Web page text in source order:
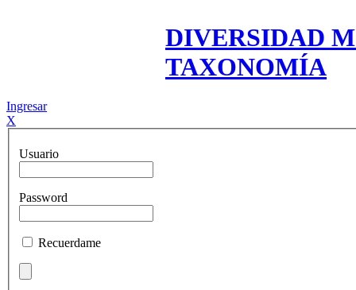
DIVERSIDAD
TAXONOMÍA
Ingresar
X
Usuario
Password
Recuerdame